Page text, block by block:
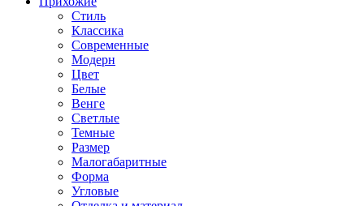
Стиль
Классика
Современные
Модерн
Цвет
Белые
Венге
Светлые
Темные
Размер
Малогабаритные
Форма
Угловые